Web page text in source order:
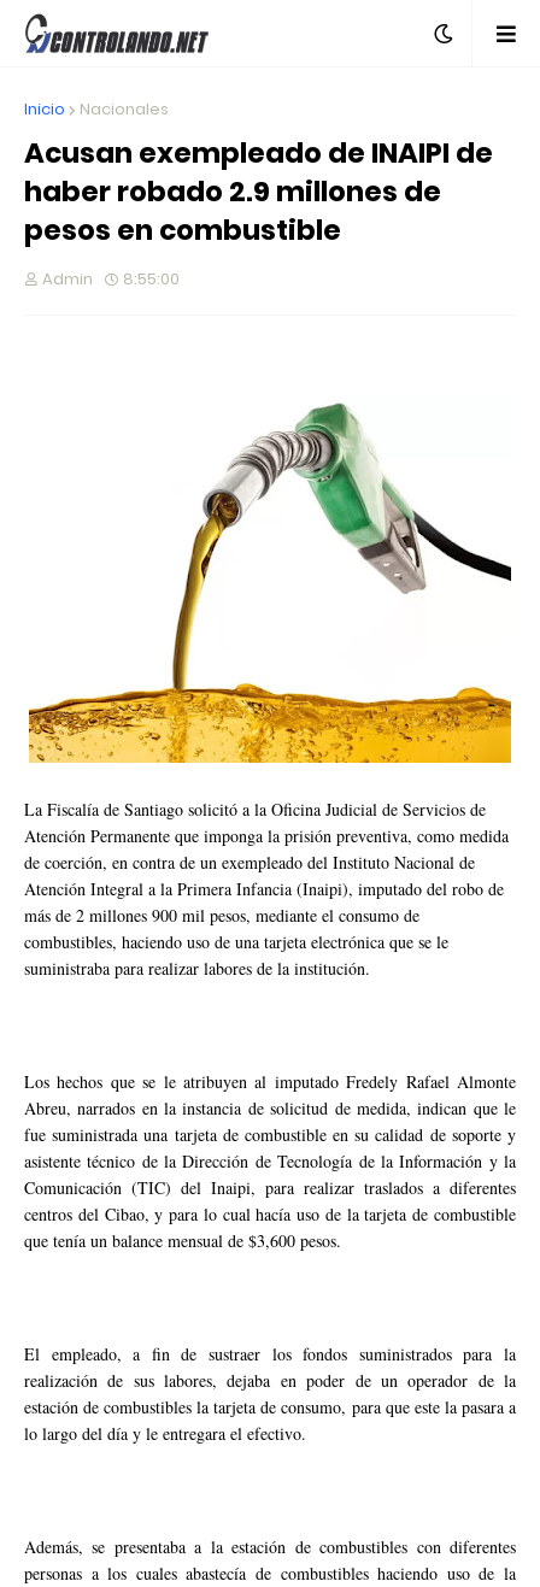
Inicio Nacionales
Acusan exempleado de INAIPI de
haber robado 2.9 millones de
pesos en combustible
Admin 8:55:00
La Fiscalía de Santiago solicitó a la Oficina Judicial de Servicios de
Atención Permanente que imponga la prisión preventiva, como medida
de coerción, en contra de un exempleado del Instituto Nacional de
Atención Integral a la Primera Infancia (Inaipi), imputado del robo de
más de 2 millones 900 mil pesos, mediante el consumo de
combustibles, haciendo uso de una tarjeta electrónica que se le
suministraba para realizar labores de la institución.
Los hechos que se le atribuyen al imputado Fredely Rafael Almonte
Abreu, narrados en la instancia de solicitud de medida, indican que le
fue suministrada una tarjeta de combustible en su calidad de soporte y
asistente técnico de la Dirección de Tecnología de la Información y la
Comunicación (TIC) del Inaipi, para realizar traslados a diferentes
centros del Cibao, y para lo cual hacía uso de la tarjeta de combustible
que tenía un balance mensual de $3,600 pesos.
El empleado, a fin de sustraer los fondos suministrados para la
realización de sus labores, dejaba en poder de un operador de la
estación de combustibles la tarjeta de consumo, para que este la pasara a
lo largo del día y le entregara el efectivo.
Además, se presentaba a la estación de combustibles con diferentes
personas a los cuales abastecía de combustibles haciendo uso de la